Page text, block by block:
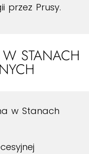
przez Prusy.
STANACH
w Stanach